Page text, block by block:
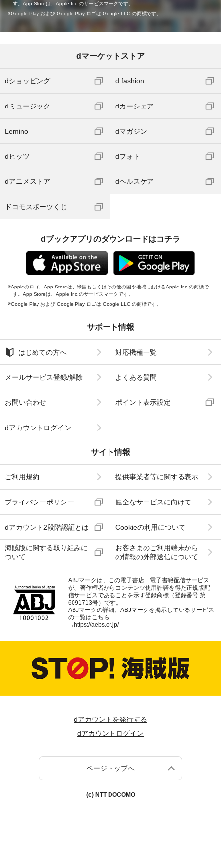
す。App Storeは、Apple Inc.のサービスマークです。
Google Play および Google Play ロゴは Google LLC の商標です。
dマーケットストア
dショッピング d fashion
dミュージック dカーシェア
Lemino dマガジン
dヒッツ dフォト
dアニメストア dヘルスケア
ドコモスポーツくじ
dブックアプリのダウンロードはコチラ
Appleのロゴ、App Storeは、米国もしくはその他の国や地域におけるApple Inc.の商標で
す。App Storeは、Apple Inc.のサービスマークです。
Google Play および Google Play ロゴは Google LLC の商標です。
サポート情報
はじめての方へ 対応機種一覧
メールサービス登録/解除 よくある質問
お問い合わせ ポイント表示設定
dアカウントログイン
サイト情報
ご利用規約 提供事業者等に関する表示
プライバシーポリシー 健全なサービスに向けて
dアカウント2段階認証とは Cookieの利用について
海賊版に関する取り組みに
ついて
お客さまのご利用端末から
の情報の外部送信について
ABJマークは、この電子書店・電子書籍配信サービス
が、著作権者からコンテンツ使用許諾を得た正規版配
信サービスであることを示す登録商標（登録番号 第
6091713号）です。
ABJマークの詳細、ABJマークを掲示しているサービス
の一覧はこちら
→ https://aebs.or.jp/
dアカウントを発行する
dアカウントログイン
ページトップへ
(c) NTT DOCOMO